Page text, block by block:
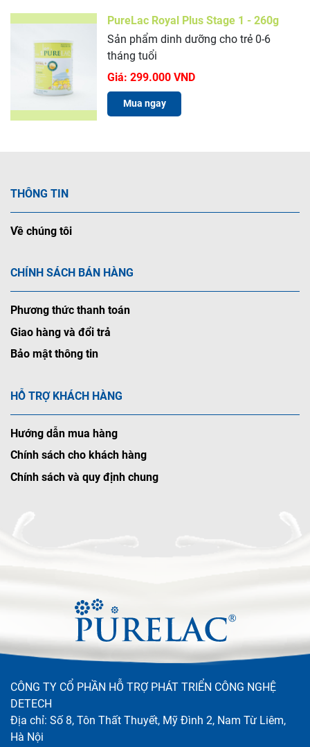
PureLac Royal Plus Stage 1 - 260g
Sản phẩm dinh dưỡng cho trẻ 0-6
tháng tuổi
Giá: 299.000 VND
Mua ngay
THÔNG TIN
Về chúng tôi
CHÍNH SÁCH BÁN HÀNG
Phương thức thanh toán
Giao hàng và đổi trả
Bảo mật thông tin
HỖ TRỢ KHÁCH HÀNG
Hướng dẫn mua hàng
Chính sách cho khách hàng
Chính sách và quy định chung
CÔNG TY CỔ PHẦN HỖ TRỢ PHÁT TRIỂN CÔNG NGHỆ
DETECH
Địa chỉ: Số 8, Tôn Thất Thuyết, Mỹ Đình 2, Nam Từ Liêm,
Hà Nội